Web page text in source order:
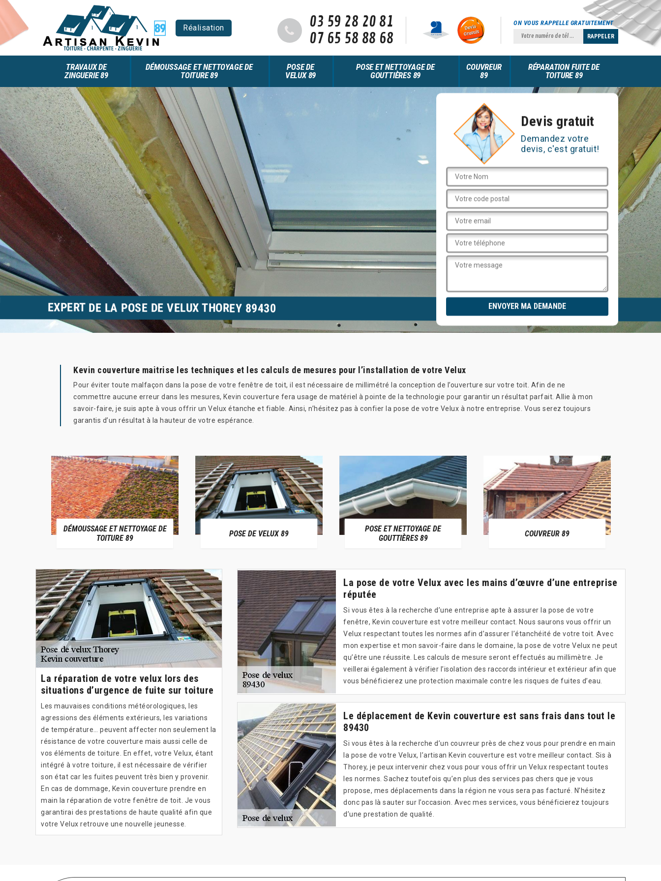
Réalisation
03 59 28 20 81
07 65 58 88 68
ON VOUS RAPPELLE GRATUITEMENT
TRAVAUX DE
ZINGUERIE 89
DÉMOUSSAGE ET NETTOYAGE DE
TOITURE 89
POSE DE
VELUX 89
POSE ET NETTOYAGE DE
GOUTTIÈRES 89
COUVREUR
89
RÉPARATION FUITE DE
TOITURE 89
Devis gratuit
Demandez votre
devis, c'est gratuit!
EXPERT DE LA POSE DE VELUX THOREY 89430
Kevin couverture maitrise les techniques et les calculs de mesures pour l’installation de votre Velux
Pour éviter toute malfaçon dans la pose de votre fenêtre de toit, il est nécessaire de millimétré la conception de l’ouverture sur votre toit. Afin de ne
commettre aucune erreur dans les mesures, Kevin couverture fera usage de matériel à pointe de la technologie pour garantir un résultat parfait. Allie à mon
savoir-faire, je suis apte à vous offrir un Velux étanche et fiable. Ainsi, n’hésitez pas à confier la pose de votre Velux à notre entreprise. Vous serez toujours
garantis d’un résultat à la hauteur de votre espérance.
DÉMOUSSAGE ET NETTOYAGE DE
TOITURE 89
POSE DE VELUX 89
POSE ET NETTOYAGE DE
GOUTTIÈRES 89
COUVREUR 89
La réparation de votre velux lors des
situations d’urgence de fuite sur toiture
Les mauvaises conditions météorologiques, les
agressions des éléments extérieurs, les variations
de température… peuvent affecter non seulement la
résistance de votre couverture mais aussi celle de
vos éléments de toiture. En effet, votre Velux, étant
intégré à votre toiture, il est nécessaire de vérifier
son état car les fuites peuvent très bien y provenir.
En cas de dommage, Kevin couverture prendre en
main la réparation de votre fenêtre de toit. Je vous
garantirai des prestations de haute qualité afin que
votre Velux retrouve une nouvelle jeunesse.
La pose de votre Velux avec les mains d’œuvre d’une entreprise
réputée
Si vous êtes à la recherche d’une entreprise apte à assurer la pose de votre
fenêtre, Kevin couverture est votre meilleur contact. Nous saurons vous offrir un
Velux respectant toutes les normes afin d’assurer l’étanchéité de votre toit. Avec
mon expertise et mon savoir-faire dans le domaine, la pose de votre Velux ne peut
qu’être une réussite. Les calculs de mesure seront effectués au millimètre. Je
veillerai également à vérifier l’isolation des raccords intérieur et extérieur afin que
vous bénéficierez une protection maximale contre les risques de fuites d’eau.
Le déplacement de Kevin couverture est sans frais dans tout le
89430
Si vous êtes à la recherche d’un couvreur près de chez vous pour prendre en main
la pose de votre Velux, l’artisan Kevin couverture est votre meilleur contact. Sis à
Thorey, je peux intervenir chez vous pour vous offrir un Velux respectant toutes
les normes. Sachez toutefois qu’en plus des services pas chers que je vous
propose, mes déplacements dans la région ne vous sera pas facturé. N’hésitez
donc pas là sauter sur l’occasion. Avec mes services, vous bénéficierez toujours
d’une prestation de qualité.